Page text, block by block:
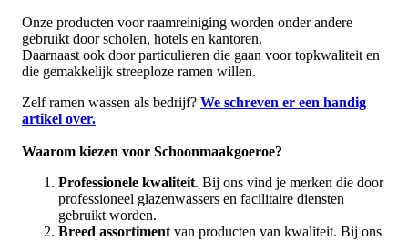
Onze producten voor raamreiniging worden onder andere
gebruikt door scholen, hotels en kantoren.
Daarnaast ook door particulieren die gaan voor topkwaliteit en
die gemakkelijk streeploze ramen willen.
Zelf ramen wassen als bedrijf? We schreven er een handig
artikel over.
Waarom kiezen voor Schoonmaakgoeroe?
Professionele kwaliteit. Bij ons vind je merken die door
professioneel glazenwassers en facilitaire diensten
gebruikt worden.
Breed assortiment van producten van kwaliteit. Bij ons